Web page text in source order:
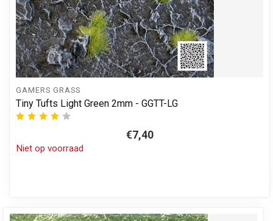
GAMERS GRASS
Tiny Tufts Light Green 2mm - GGTT-LG
€7,40
Niet op voorraad